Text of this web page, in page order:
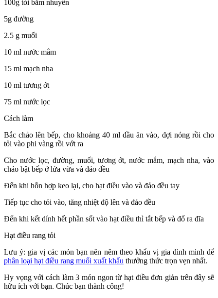
100g tỏi băm nhuyễn
5g đường
2.5 g muối
10 ml nước mắm
15 ml mạch nha
10 ml tương ớt
75 ml nước lọc
Cách làm
Bắc chảo lên bếp, cho khoảng 40 ml dầu ăn vào, đợi nóng rồi cho
tỏi vào phi vàng rồi vớt ra
Cho nước lọc, đường, muối, tương ớt, nước mắm, mạch nha, vào
chảo bật bếp ở lửa vừa và đảo đều
Đến khi hỗn hợp keo lại, cho hạt điều vào và đảo đều tay
Tiếp tục cho tỏi vào, tăng nhiệt độ lên và đảo đều
Đến khi kết dính hết phần sốt vào hạt điều thì tắt bếp và đổ ra đĩa
Hạt điều rang tỏi
Lưu ý: gia vị các món bạn nên nêm theo khẩu vị gia đình mình để
phân loại hạt điều rang muối xuất khẩu thưởng thức trọn vẹn nhất.
Hy vọng với cách làm 3 món ngon từ hạt điều đơn giản trên đây sẽ
hữu ích với bạn. Chúc bạn thành công!